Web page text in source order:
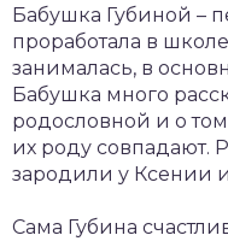
Бабушка Губиной –
проработала в
занималась, в
Бабушка много
родословной и о
их роду совпадают.
зародили у Ксении
Сама Губина